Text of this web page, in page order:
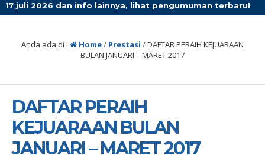
info lainnya, lihat pengumuman terbaru! 3 minggu
Anda ada di : Home/ Prestasi /DAFTAR PERAIH KEJUARAAN
BULAN JANUARI – MARET 2017
DAFTAR PERAIH
KEJUARAAN BULAN
JANUARI – MARET 2017